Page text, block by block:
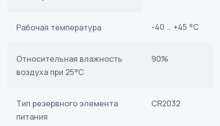
Рабочая температура -40 … +45 °С
Относительная влажность
воздуха при 25°С
90%
Тип резервного элемента
питания
CR2032